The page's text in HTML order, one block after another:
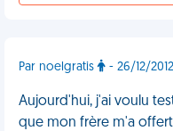
Par noelgratis - 26/12/
Aujourd'hui, j'ai voulu
que mon frère m'a